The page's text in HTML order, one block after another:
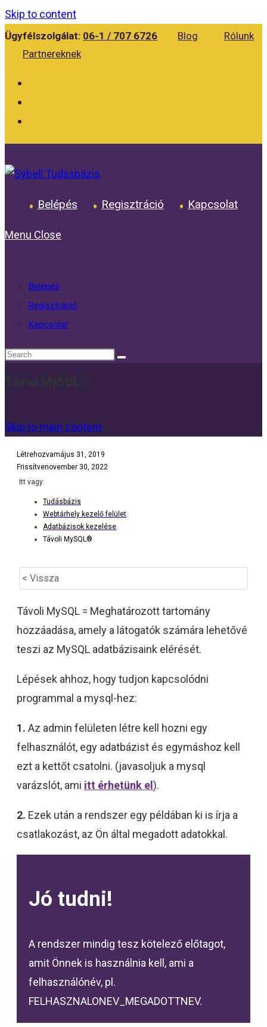
Skip to content
Ügyfélszolgálat: 06-1 / 707 6726 Blog
Rólunk
Partnereknek
Belépés Regisztráció Kapcsolat
Menu Close
Belépés
Regisztráció
Kapcsolat
Skip to main content
Létrehozvamájus 31, 2019
Frissítvenovember 30, 2022
Itt vagy:
Tudásbázis
Webtárhely kezelő felület
Adatbázisok kezelése
Távoli MySQL®
< Vissza
Távoli MySQL = Meghatározott tartomány
hozzáadása, amely a látogatók számára lehetővé
teszi az MySQL adatbázisaink elérését.
Lépések ahhoz, hogy tudjon kapcsolódni
programmal a mysql-hez:
1. Az admin felületen létre kell hozni egy
felhasználót, egy adatbázist és egymáshoz kell
ezt a kettőt csatolni. (javasoljuk a mysql
varázslót, ami itt érhetünk el ).
2. Ezek után a rendszer egy példában ki is írja a
csatlakozást, az Ön által megadott adatokkal.
Jó tudni!
A rendszer mindig tesz kötelező előtagot,
amit Önnek is használnia kell, ami a
felhasználónév, pl.
FELHASZNALONEV_MEGADOTTNEV.